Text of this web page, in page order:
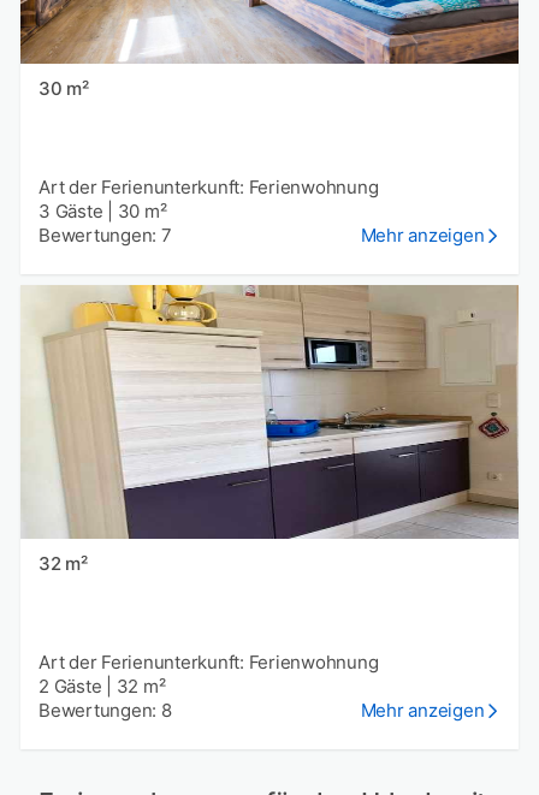
30 m²
Art der Ferienunterkunft: Ferienwohnung
3 Gäste
30 m²
Bewertungen: 7
Mehr anzeigen
32 m²
Art der Ferienunterkunft: Ferienwohnung
2 Gäste
32 m²
Bewertungen: 8
Mehr anzeigen